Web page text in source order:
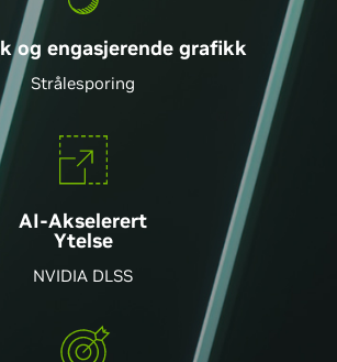
og engasjerende grafikk
Strålesporing
AI-Akselerert
Ytelse
NVIDIA DLSS